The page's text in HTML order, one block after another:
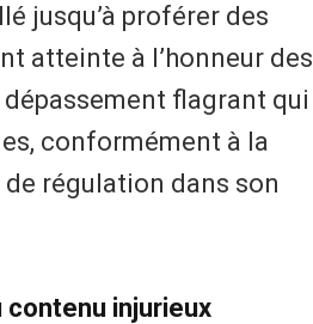
jusqu’à proférer des
atteinte à l’honneur des
flagrant qui
conformément à la
régulation dans son
injurieux